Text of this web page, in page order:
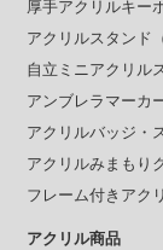
厚手アクリルキー
アクリルスタンド
自立ミニアクリル
アンブレラマーカ
アクリルバッジ・
アクリルみまもり
フレーム付きアク
アクリル商品